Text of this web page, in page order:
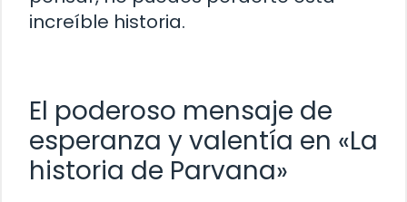
increíble historia.
El poderoso mensaje de
esperanza y valentía en «La
historia de Parvana»